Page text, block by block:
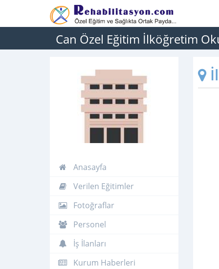
Can Özel Eğitim İlköğretim
Anasayfa
Verilen Eğitimler
Fotoğraflar
Personel
İş İlanları
Kurum Haberleri